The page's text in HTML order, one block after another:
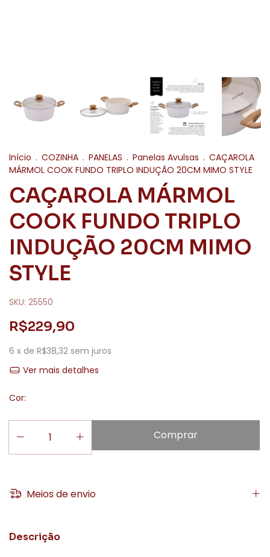
Início . COZINHA . PANELAS . Panelas Avulsas . CAÇAROLA
MÁRMOL COOK FUNDO TRIPLO INDUÇÃO 20CM MIMO STYLE
CAÇAROLA MÁRMOL
COOK FUNDO TRIPLO
INDUÇÃO 20CM MIMO
STYLE
SKU: 25550
R$229,90
6 x de R$38,32 sem juros
Ver mais detalhes
Cor:
Meios de envio
Descrição